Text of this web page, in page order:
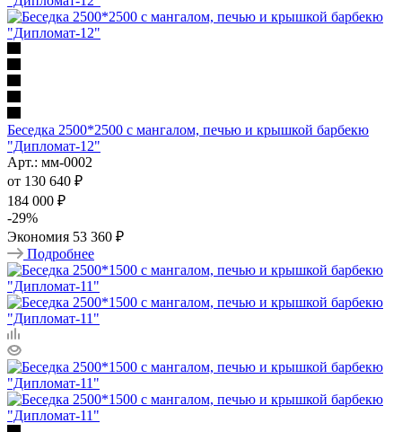
Беседка 2500*2500 с мангалом, печью и крышкой барбекю
"Дипломат-12"
Арт.: мм-0002
от 130 640 ₽
184 000 ₽
-29%
Экономия 53 360 ₽
Подробнее